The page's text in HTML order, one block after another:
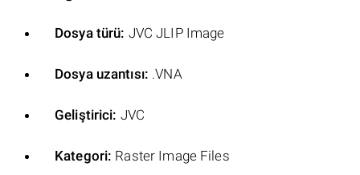
Dosya türü: JVC JLIP Image
Dosya uzantısı: .VNA
Geliştirici: JVC
Kategori: Raster Image Files